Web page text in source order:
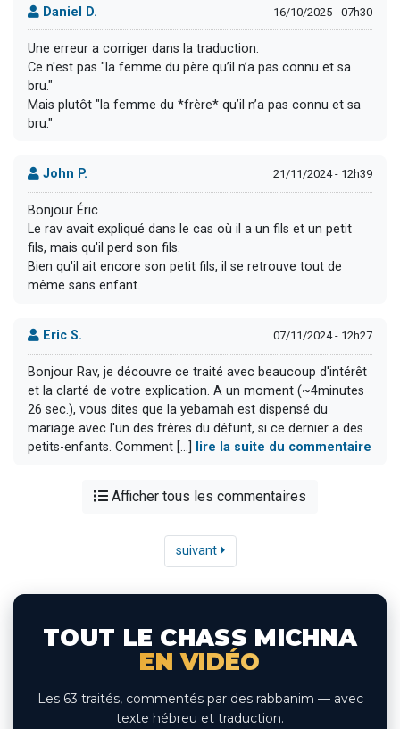
Daniel D. 16/10/2025 - 07h30
Une erreur a corriger dans la traduction.
Ce n'est pas "la femme du père qu’il n’a pas connu et sa
bru."
Mais plutôt "la femme du *frère* qu’il n’a pas connu et sa
bru."
John P. 21/11/2024 - 12h39
Bonjour Éric
Le rav avait expliqué dans le cas où il a un fils et un petit
fils, mais qu'il perd son fils.
Bien qu'il ait encore son petit fils, il se retrouve tout de
même sans enfant.
Eric S. 07/11/2024 - 12h27
Bonjour Rav, je découvre ce traité avec beaucoup d'intérêt
et la clarté de votre explication. A un moment (~4minutes
26 sec.), vous dites que la yebamah est dispensé du
mariage avec l'un des frères du défunt, si ce dernier a des
petits-enfants. Comment [...] lire la suite du commentaire
Afficher tous les commentaires
suivant
TOUT LE CHASS MICHNA
EN VIDÉO
Les 63 traités, commentés par des rabbanim — avec
texte hébreu et traduction.